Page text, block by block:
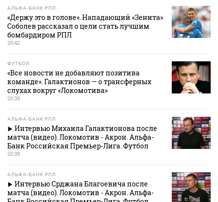
АЛЬФА-БАНК РПЛ
«Держу это в голове». Нападающий «Зенита»
Соболев рассказал о цели стать лучшим
бомбардиром РПЛ
20:42
ФУТБОЛ
«Все новости не добавляют позитива
команде». Галактионов — о трансферных
слухах вокруг «Локомотива»
20:38
АЛЬФА-БАНК РПЛ
Интервью Михаила Галактионова после
матча (видео). Локомотив - Акрон. Альфа-
Банк Российская Премьер-Лига. Футбол
20:38
АЛЬФА-БАНК РПЛ
Интервью Срджана Благоевича после
матча (видео). Локомотив - Акрон. Альфа-